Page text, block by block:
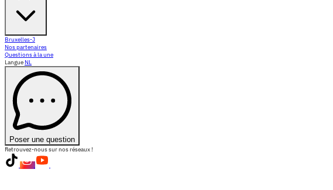
Bruxelles-J
Nos partenaires
Questions à la une
Langue NL
Poser une question
Retrouvez-nous sur nos réseaux !